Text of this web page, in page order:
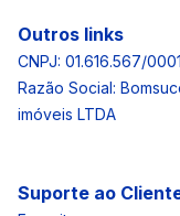
Outros links
CNPJ: 01.616.567/
Razão Social:
imóveis LTDA
Suporte ao